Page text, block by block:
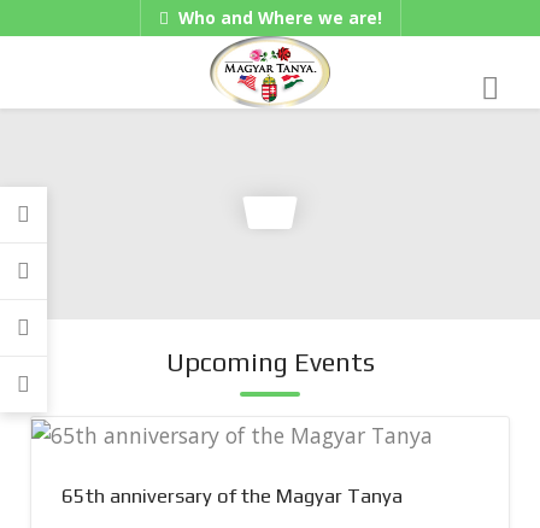
Who and Where we are!
Hungarian/Magyar| American/English
Upcoming Events
65th anniversary of the Magyar Tanya